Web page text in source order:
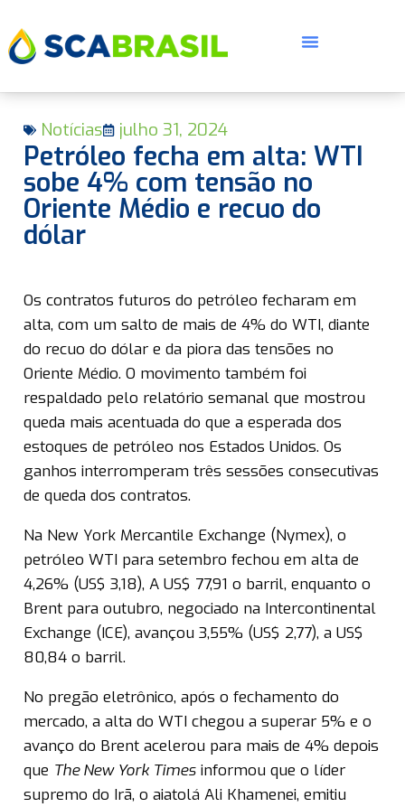
Notícias julho 31, 2024
Petróleo fecha em alta: WTI
sobe 4% com tensão no
Oriente Médio e recuo do
dólar
Os contratos futuros do petróleo fecharam em
alta, com um salto de mais de 4% do WTI, diante
do recuo do dólar e da piora das tensões no
Oriente Médio. O movimento também foi
respaldado pelo relatório semanal que mostrou
queda mais acentuada do que a esperada dos
estoques de petróleo nos Estados Unidos. Os
ganhos interromperam três sessões consecutivas
de queda dos contratos.
Na New York Mercantile Exchange (Nymex), o
petróleo WTI para setembro fechou em alta de
4,26% (US$ 3,18), A US$ 77,91 o barril, enquanto o
Brent para outubro, negociado na Intercontinental
Exchange (ICE), avançou 3,55% (US$ 2,77), a US$
80,84 o barril.
No pregão eletrônico, após o fechamento do
mercado, a alta do WTI chegou a superar 5% e o
avanço do Brent acelerou para mais de 4% depois
que The New York Times informou que o líder
supremo do Irã, o aiatolá Ali Khamenei, emitiu